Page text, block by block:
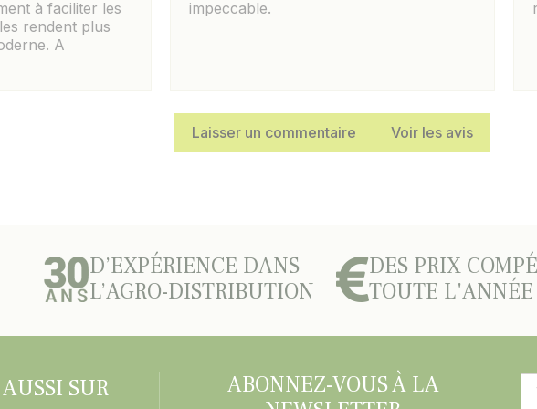
à faciliter les
rendent plus
A
impeccable.
Laisser un commentaire Voir les avis
D’EXPÉRIENCE DANS
L’AGRO-DISTRIBUTION
DES PRIX
TOUTE L'ANNÉE
SUR
ABONNEZ-VOUS À LA